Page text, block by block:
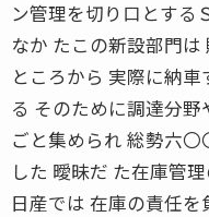
ン管理を切り口とする
なか たこの新設部門
ところから 実際に納
る そのために調達分
ごと集められ 総勢六
した 曖昧だ た在庫管
日産では 在庫の責任